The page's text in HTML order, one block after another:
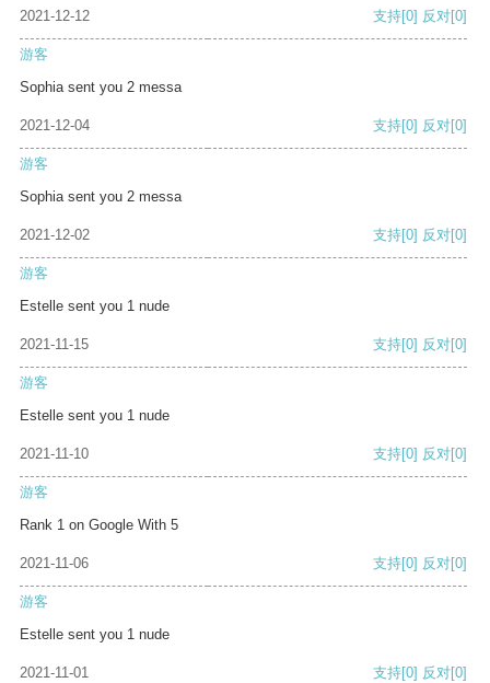
2021-12-12 支持[0] 反对[0]
游客
Sophia sent you 2 messa
2021-12-04 支持[0] 反对[0]
游客
Sophia sent you 2 messa
2021-12-02 支持[0] 反对[0]
游客
Estelle sent you 1 nude
2021-11-15 支持[0] 反对[0]
游客
Estelle sent you 1 nude
2021-11-10 支持[0] 反对[0]
游客
Rank 1 on Google With 5
2021-11-06 支持[0] 反对[0]
游客
Estelle sent you 1 nude
2021-11-01 支持[0] 反对[0]